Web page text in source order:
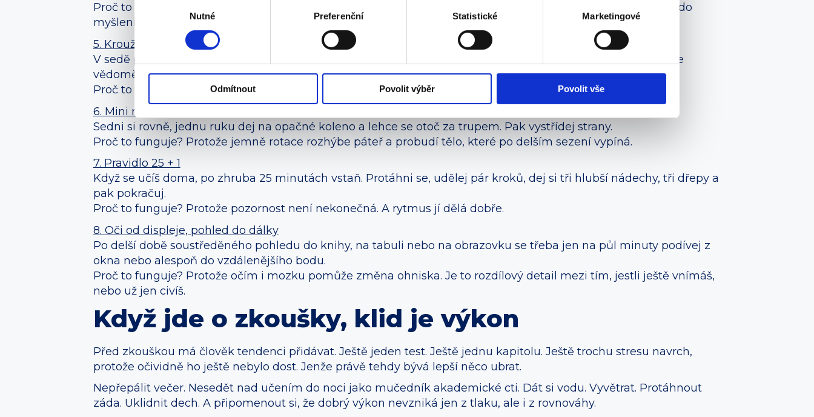
Nutné Preferenční Statistické Marketingové
Odmítnout Povolit výběr Povolit vše
Proč to funguje? Protože když se hrbíš, dýchá se mělčeji. Když se narovnáš, dostaneš do těla víc vzduchu. A do
myšlení víc prostoru.
5. Kroužení kotníků s uzemněním
V sedě pomalu zakruž jednou nohou, pak druhou. Nakonec obě chodidla pevně opři o zem a na pár vteřin je
vědomě zatlač dolů.
Proč to funguje? Protože tohle uzemnění pomáhá vrátit pozornost do přítomného okamžiku.
6. Mini rotace v sedu
Sedni si rovně, jednu ruku dej na opačné koleno a lehce se otoč za trupem. Pak vystřídej strany.
Proč to funguje? Protože jemně rotace rozhýbe páteř a probudí tělo, které po delším sezení vypíná.
7. Pravidlo 25 + 1
Když se učíš doma, po zhruba 25 minutách vstaň. Protáhni se, udělej pár kroků, dej si tři hlubší nádechy, tři dřepy a
pak pokračuj.
Proč to funguje? Protože pozornost není nekonečná. A rytmus jí dělá dobře.
8. Oči od displeje, pohled do dálky
Po delší době soustředěného pohledu do knihy, na tabuli nebo na obrazovku se třeba jen na půl minuty podívej z
okna nebo alespoň do vzdálenějšího bodu.
Proč to funguje? Protože očím i mozku pomůže změna ohniska. Je to rozdílový detail mezi tím, jestli ještě vnímáš,
nebo už jen civíš.
Když jde o zkoušky, klid je výkon
Před zkouškou má člověk tendenci přidávat. Ještě jeden test. Ještě jednu kapitolu. Ještě trochu stresu navrch,
protože očividně ho ještě nebylo dost. Jenže právě tehdy bývá lepší něco ubrat.
Nepřepálit večer. Nesedět nad učením do noci jako mučedník akademické cti. Dát si vodu. Vyvětrat. Protáhnout
záda. Uklidnit dech. A připomenout si, že dobrý výkon nevzniká jen z tlaku, ale i z rovnováhy.